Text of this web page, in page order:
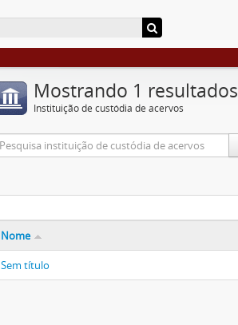
Mostrando 1 resultados
Instituição de custódia de acervos
Nome
Sem título